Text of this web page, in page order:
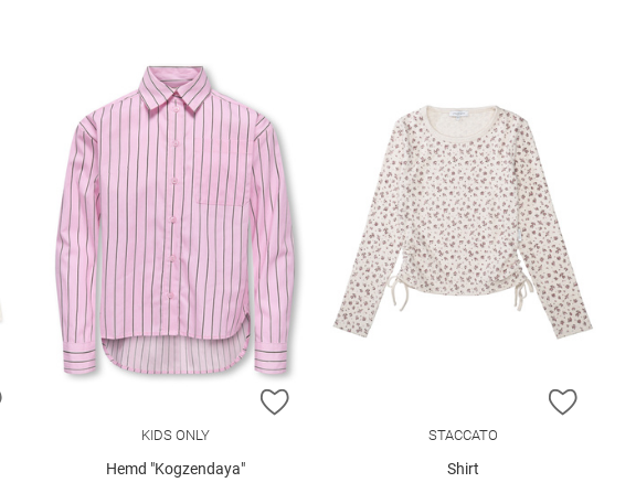
ZUR WUNSCHLISTE HINZUFÜGEN
KIDS ONLY
Hemd "Kogzendaya"
ZUR
STACCATO
Shirt